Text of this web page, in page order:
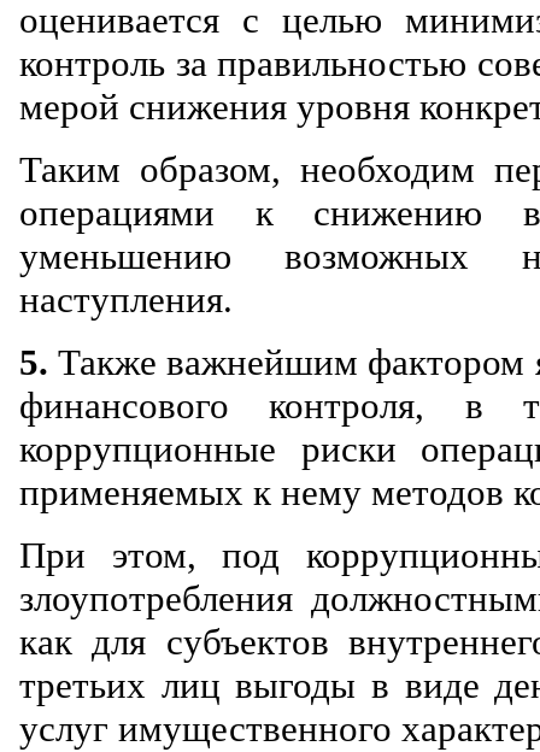
оценивается с целью
контроль за правильностью
мерой снижения уровня
Таким образом, необходим
операциями к снижению
уменьшению возможных
наступления.
5.Также важнейшим фактором
финансового контроля,
коррупционные риски
применяемых к нему методов
При этом, под
злоупотребления
как для субъектов
третьих лиц выгоды в виде
услуг имущественного